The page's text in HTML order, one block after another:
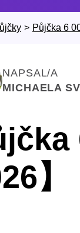
> Půjčka 6
NAPSAL/A
MICHAELA
】